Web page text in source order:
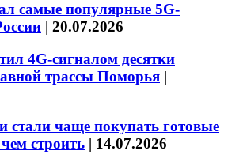
самые популярные 5G-
| 20.07.2026
4G-сигналом десятки
трассы Поморья |
чаще покупать готовые
строить | 14.07.2026